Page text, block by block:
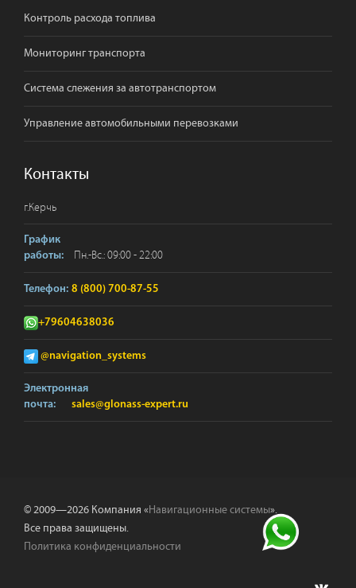
Контроль расхода топлива
Мониторинг транспорта
Система слежения за автотранспортом
Управление автомобильными перевозками
Контакты
г.Керчь
График
работы:
Пн.-Вс.: 09:00 - 22:00
Телефон: 8 (800) 700-87-55
+79604638036
@navigation_systems
Электронная
почта:
sales@glonass-expert.ru
© 2009—2026 Компания «Навигационные системы».
Все права защищены.
Политика конфиденциальности